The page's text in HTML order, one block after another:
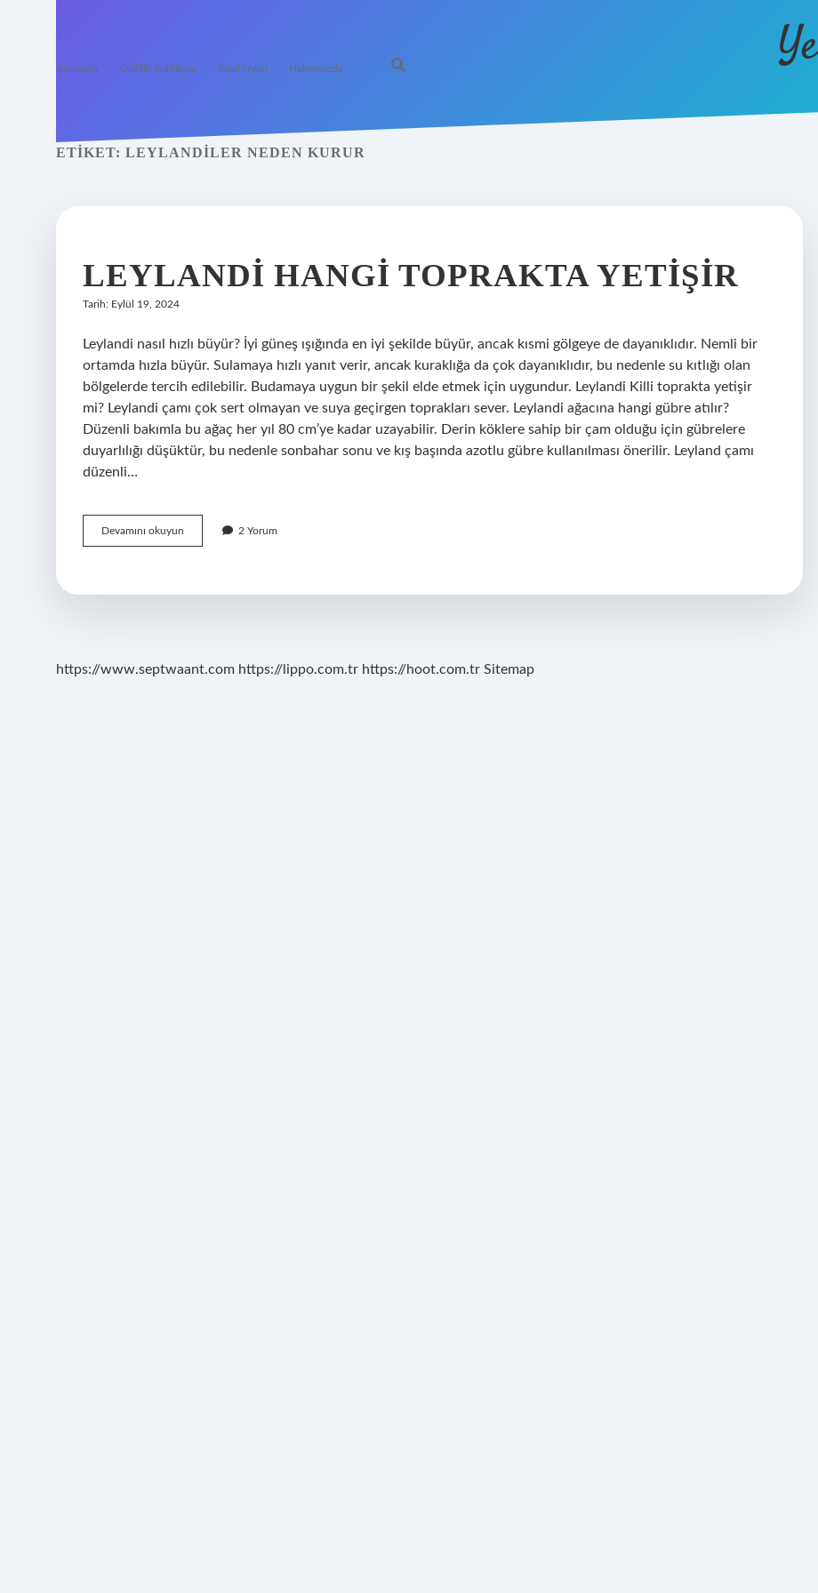
Anasayfa Gizlilik Politikası Yasal Uyarı Hakkımızda
ETIKET: LEYLANDILER NEDEN KURUR
LEYLANDI HANGI TOPRAKTA YETIŞIR
Tarih: Eylül 19, 2024
Leylandi nasıl hızlı büyür? İyi güneş ışığında en iyi şekilde büyür, ancak kısmi gölgeye de dayanıklıdır. Nemli bir
ortamda hızla büyür. Sulamaya hızlı yanıt verir, ancak kuraklığa da çok dayanıklıdır, bu nedenle su kıtlığı olan
bölgelerde tercih edilebilir. Budamaya uygun bir şekil elde etmek için uygundur. Leylandi Killi toprakta yetişir
mi? Leylandi çamı çok sert olmayan ve suya geçirgen toprakları sever. Leylandi ağacına hangi gübre atılır?
Düzenli bakımla bu ağaç her yıl 80 cm’ye kadar uzayabilir. Derin köklere sahip bir çam olduğu için gübrelere
duyarlılığı düşüktür, bu nedenle sonbahar sonu ve kış başında azotlu gübre kullanılması önerilir. Leyland çamı
düzenli…
Devamını okuyun
Hangi
2 Yorum
https://www.septwaant.com https://lippo.com.tr https://hoot.com.tr Sitemap